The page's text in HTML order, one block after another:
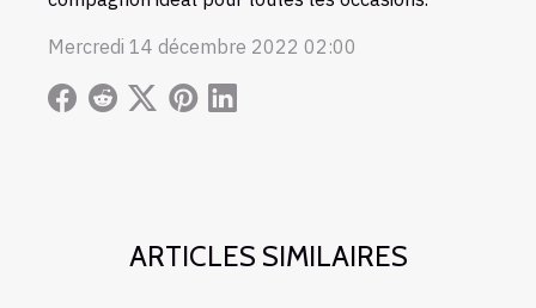
ARTICLES SIMILAIRES
Mercredi 14 décembre 2022 02:00